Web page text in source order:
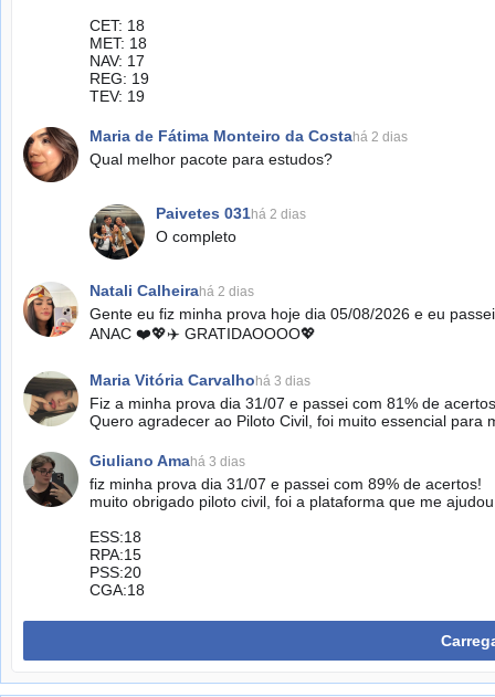
CET: 18
MET: 18
NAV: 17
REG: 19
TEV: 19
Maria de Fátima Monteiro da Costahá 2 dias
Qual melhor pacote para estudos?
Paivetes 031há 2 dias
O completo
Natali Calheirahá 2 dias
Gente eu fiz minha prova hoje dia 05/08/2026 e eu
ANAC ❤️💖✈️ GRATIDAOOOO💖
Maria Vitória Carvalho há 3 dias
Fiz a minha prova dia 31/07 e passei com 81% de
Quero agradecer ao Piloto Civil, foi muito essencial para
Giuliano Amahá 3 dias
fiz minha prova dia 31/07 e passei com 89% de acertos!
muito obrigado piloto civil, foi a plataforma que me
ESS:18
RPA:15
PSS:20
CGA:18